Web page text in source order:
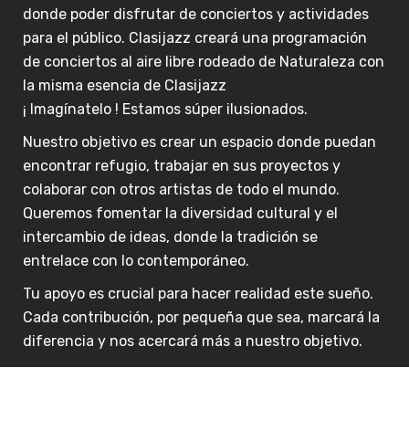
donde poder disfrutar de conciertos y actividades
para el público. Clasijazz creará una programación
de conciertos al aire libre rodeado de Naturaleza con
la misma esencia de Clasijazz
¡ Imagínatelo ! Estamos súper ilusionados.
Nuestro objetivo es crear un espacio donde puedan
encontrar refugio, trabajar en sus proyectos y
colaborar con otros artistas de todo el mundo.
Queremos fomentar la diversidad cultural y el
intercambio de ideas, donde la tradición se
entrelace con lo contemporáneo.
Tu apoyo es crucial para hacer realidad este sueño.
Cada contribución, por pequeña que sea, marcará la
diferencia y nos acercará más a nuestro objetivo.